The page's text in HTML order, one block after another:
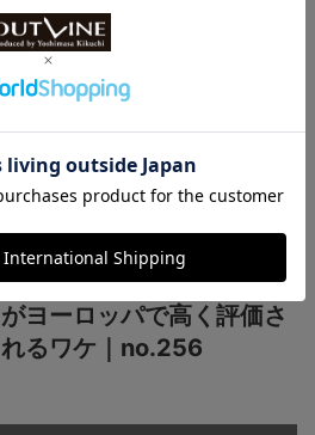
【魅力は“青赤ペプシ”や“ブ
ルーベリー”だけじゃない】
60年代ロレックスGMTマ
スターのレアなPCGも再
現！｜no.257
ロレックスと同じ操作機能
で8万円の日本製GMT時計
がヨーロッパで高く評価さ
れるワケ｜no.256